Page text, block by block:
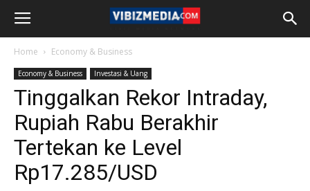
Home Economy & Business
Economy & Business Investasi & Uang
Tinggalkan Rekor Intraday,
Rupiah Rabu Berakhir
Tertekan ke Level
Rp17.285/USD